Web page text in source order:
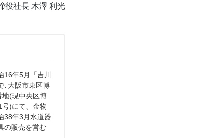
役社長 木澤 利光
16年5月「吉川
､大阪市東区博
地(現中央区博
)にて、金物
38年3月水道器
の販売を営む